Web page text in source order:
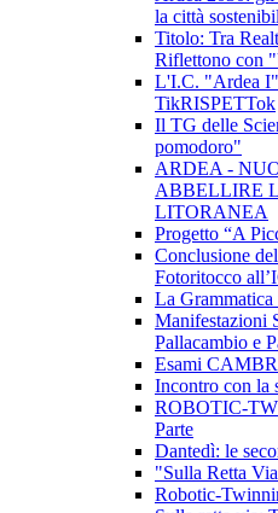
la città
Titolo: Tra
Riflettono con
L'I.C. "Ardea I"
TikRISPETTok
Il TG delle
pomodoro"
ARDEA -
ABBELLIRE
LITORANEA
Progetto “A
Conclusione
Fotoritocco
La Grammatica
Manifestazioni
Pallacambio e
Esami
Incontro con la
ROBOTIC-
Parte
Dantedì: le
"Sulla Retta
Robotic-